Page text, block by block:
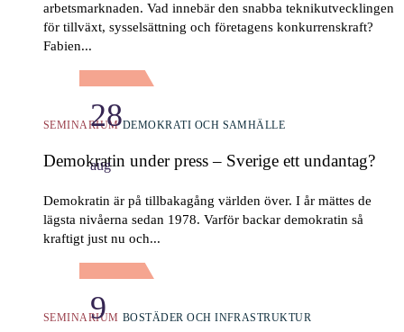
arbetsmarknaden. Vad innebär den snabba teknikutvecklingen
för tillväxt, sysselsättning och företagens konkurrenskraft?
Fabien...
28
aug
SEMINARIUM DEMOKRATI OCH SAMHÄLLE
Demokratin under press – Sverige ett undantag?
Demokratin är på tillbakagång världen över. I år mättes de
lägsta nivåerna sedan 1978. Varför backar demokratin så
kraftigt just nu och...
9
SEMINARIUM BOSTÄDER OCH INFRASTRUKTUR